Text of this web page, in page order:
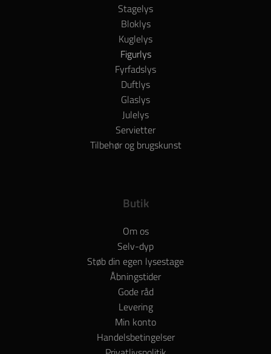
Stagelys
Bloklys
Kuglelys
Figurlys
Fyrfadslys
Duftlys
Glaslys
Julelys
Servietter
Tilbehør og brugskunst
Butik
Om os
Selv-dyp
Støb din egen lysestage
Åbningstider
Gode råd
Levering
Min konto
Handelsbetingelser